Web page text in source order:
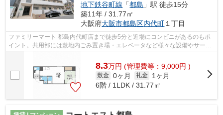
地下鉄谷町線 「都島 」駅 徒歩15分
築11年 / 31.77㎡
大阪府大阪市都島区内代町 １丁目
ファミリーマート 都島内代町店まで徒歩5分と近場にコンビニがあるのもポ
イント。共用部には敷地内ごみ置き場・エレベータなど様々な設備やサービ
8.3万円 (管理費等：9,000円 )
敷金 0ヶ月 礼金
1ヶ月
6階 / 1LDK / 31.77㎡